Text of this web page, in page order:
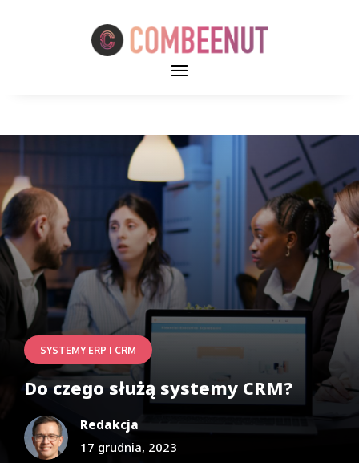
SYSTEMY ERP I CRM
Do czego służą systemy CRM?
Redakcja
17 grudnia, 2023